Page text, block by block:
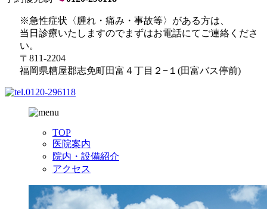
※急性症状〈腫れ・痛み・事故等〉がある方は、
当日診療いたしますのでまずはお電話にてご連絡くださ
い。
〒811-2204
福岡県糟屋郡志免町田富４丁目２−１(田富バス停前)
TOP
医院案内
院内・設備紹介
アクセス